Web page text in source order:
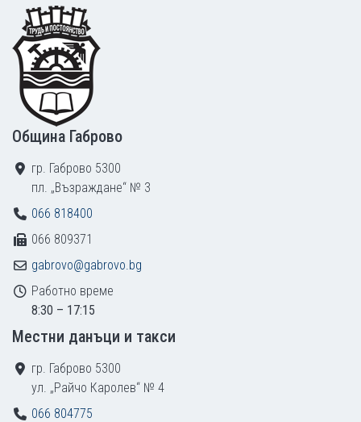
Footer
Община Габрово
гр. Габрово 5300
пл. „Възраждане“ № 3
066 818400
066 809371
gabrovo@gabrovo.bg
Работно време
8:30 – 17:15
Местни данъци и такси
гр. Габрово 5300
ул. „Райчо Каролев“ № 4
066 804775